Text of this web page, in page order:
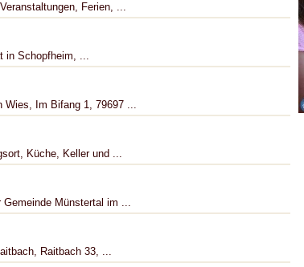
Ferien, ...
in Schopfheim, ...
Wies, Im Bifang 1, 79697 ...
Küche, Keller und ...
Gemeinde Münstertal im ...
Raitbach 33, ...